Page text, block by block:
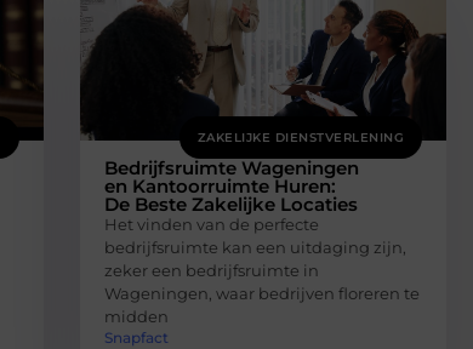
ZAKELIJKE DIENSTVERLENING
Bedrijfsruimte Wageningen
en Kantoorruimte Huren:
De Beste Zakelijke Locaties
Het vinden van de perfecte
bedrijfsruimte kan een uitdaging zijn,
zeker een bedrijfsruimte in
Wageningen, waar bedrijven floreren te
midden
Snapfact